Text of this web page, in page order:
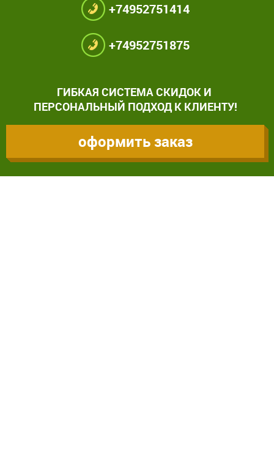
+74952751414
+74952751875
ГИБКАЯ СИСТЕМА СКИДОК И
ПЕРСОНАЛЬНЫЙ ПОДХОД К КЛИЕНТУ!
оформить заказ